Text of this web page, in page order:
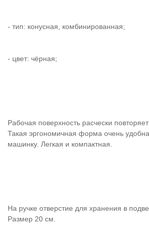
- тип: конусная, комбинированная;
- цвет: чёрная;
Рабочая поверхность расчески
Такая эргономичная форма очень
машинку. Легкая и компактная.
На ручке отверстие для хранения в
Размер 20 см.